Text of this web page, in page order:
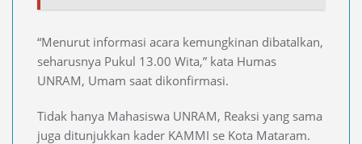
“Menurut informasi acara kemungkinan dibatalkan,
seharusnya Pukul 13.00 Wita,” kata Humas
UNRAM, Umam saat dikonfirmasi.
Tidak hanya Mahasiswa UNRAM, Reaksi yang sama
juga ditunjukkan kader KAMMI se Kota Mataram.